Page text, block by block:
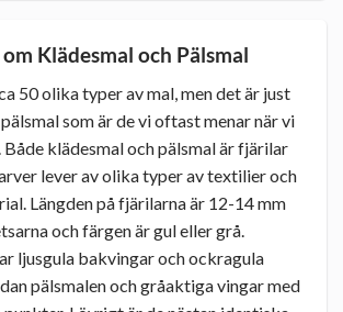
Klädesmal och Pälsmal
50 olika typer av mal, men det är just
som är de vi oftast menar när vi
Både klädesmal och pälsmal är fjärilar
lever av olika typer av textilier och
Längden på fjärilarna är 12-14 mm
och färgen är gul eller grå.
ljusgula bakvingar och ockragula
pälsmalen och gråaktiga vingar med